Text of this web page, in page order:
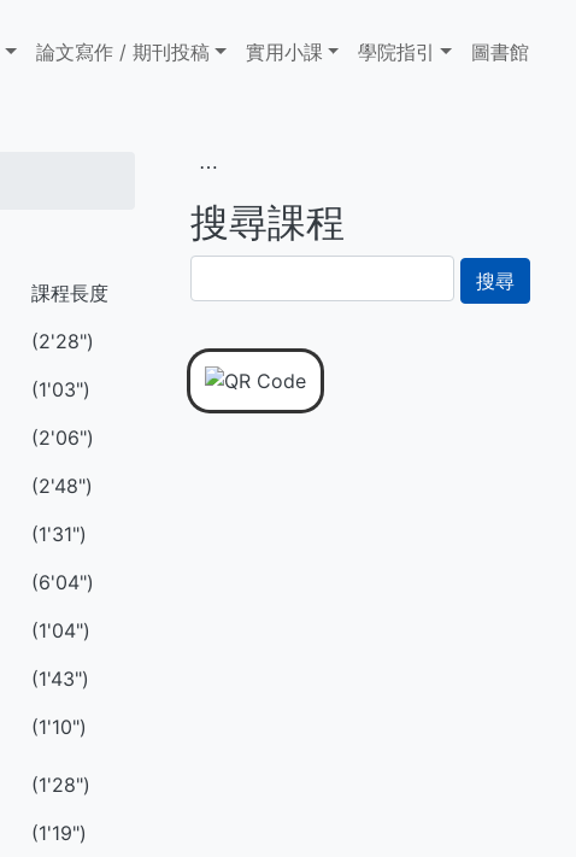
論文寫作 / 期刊投稿 實用小課 學院指引 圖書館
課程長度
(2'28")
(1'03")
(2'06")
(2'48")
(1'31")
(6'04")
(1'04")
(1'43")
(1'10")
(1'28")
(1'19")
⋯
搜尋課程
尋